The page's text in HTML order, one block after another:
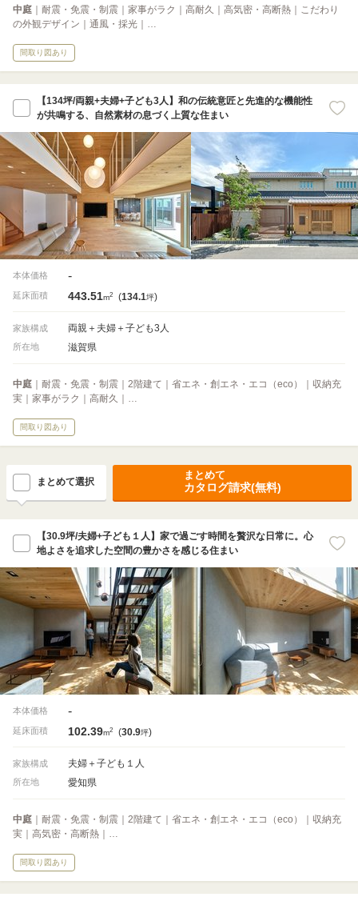
中庭 ｜耐震・免震・制震｜家事がラク｜高耐久｜高気密・高断熱｜こだわり
の外観デザイン｜通風・採光｜…
間取り図あり
【134坪/両親+夫婦+子ども3人】和の伝統意匠と先進的な機能性
が共鳴する、自然素材の息づく上質な住まい
本体価格 -
延床面積 443.51m2 (134.1坪)
家族構成 両親＋夫婦＋子ども3人
所在地 滋賀県
中庭 ｜耐震・免震・制震｜2階建て｜省エネ・創エネ・エコ（eco）｜収納充
実｜家事がラク｜高耐久｜…
間取り図あり
まとめて選択
まとめて
カタログ請求(無料)
【30.9坪/夫婦+子ども１人】家で過ごす時間を贅沢な日常に。心
地よさを追求した空間の豊かさを感じる住まい
本体価格 -
延床面積 102.39m2 (30.9坪)
家族構成 夫婦＋子ども１人
所在地 愛知県
中庭 ｜耐震・免震・制震｜2階建て｜省エネ・創エネ・エコ（eco）｜収納充
実｜高気密・高断熱｜…
間取り図あり